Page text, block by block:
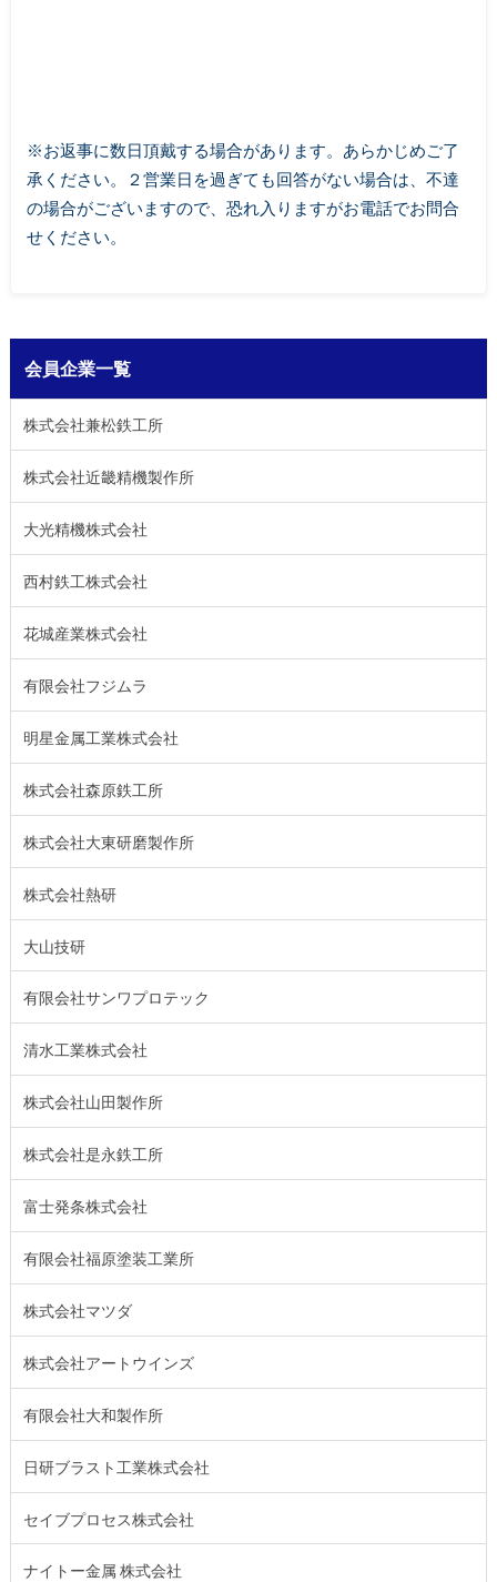
※お返事に数日頂戴する場合があります。あらかじめご了
承ください。２営業日を過ぎても回答がない場合は、不達
の場合がございますので、恐れ入りますがお電話でお問合
せください。
会員企業一覧
株式会社兼松鉄工所
株式会社近畿精機製作所
大光精機株式会社
西村鉄工株式会社
花城産業株式会社
有限会社フジムラ
明星金属工業株式会社
株式会社森原鉄工所
株式会社大東研磨製作所
株式会社熱研
大山技研
有限会社サンワプロテック
清水工業株式会社
株式会社山田製作所
株式会社是永鉄工所
富士発条株式会社
有限会社福原塗装工業所
株式会社マツダ
株式会社アートウインズ
有限会社大和製作所
日研ブラスト工業株式会社
セイブプロセス株式会社
ナイトー金属 株式会社